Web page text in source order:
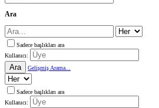
Ara
Sadece başlıkları ara
Kullanıcı:
Ara Gelişmiş Arama...
Sadece başlıkları ara
Kullanıcı: